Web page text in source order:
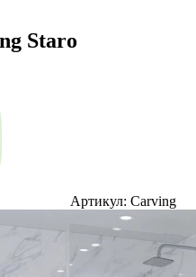
Staro
Артикул: Carving